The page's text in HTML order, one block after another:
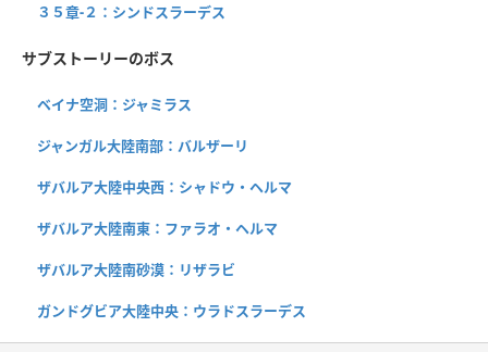
３５章-２：シンドスラーデス
サブストーリーのボス
ベイナ空洞：ジャミラス
ジャンガル大陸南部：バルザーリ
ザバルア大陸中央西：シャドウ・ヘルマ
ザバルア大陸南東：ファラオ・ヘルマ
ザバルア大陸南砂漠：リザラビ
ガンドグビア大陸中央：ウラドスラーデス